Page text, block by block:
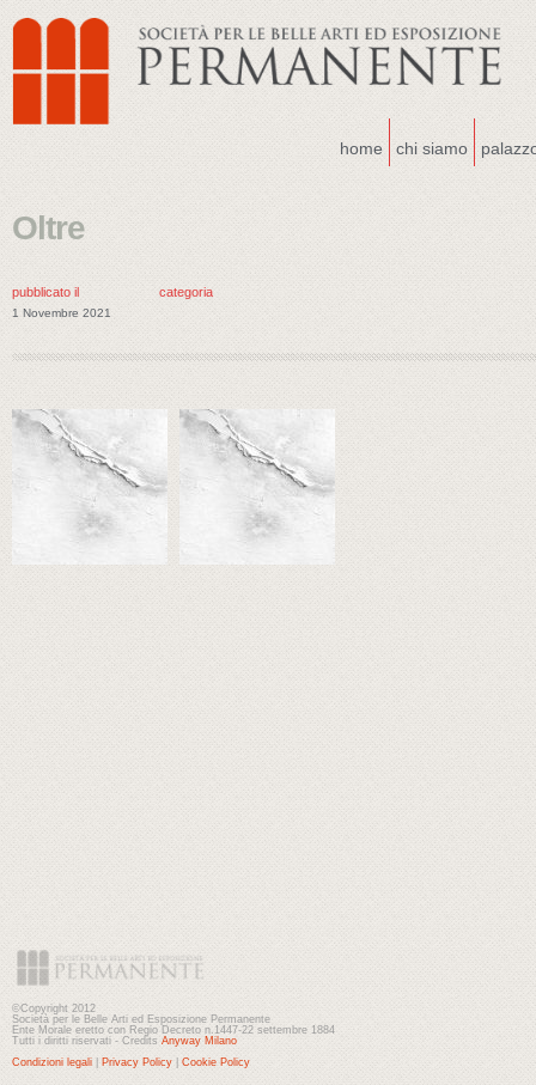
home chi siamo
Oltre
pubblicato il
1 Novembre 2021
categoria
©Copyright 2012
Società per le Belle Arti ed Esposizione Permanente
Ente Morale eretto con Regio Decreto n.1447-22 settembre 1884
Tutti i diritti riservati - Credits Anyway Milano
Condizioni legali
Privacy Policy Cookie Policy